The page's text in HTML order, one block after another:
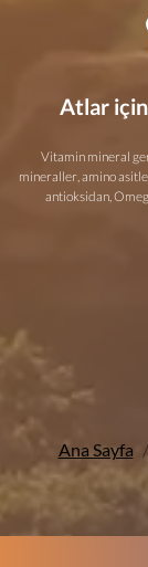
Atlar
Vitamin mineral
mineraller, amino
antioksidan,
Ana Sayfa